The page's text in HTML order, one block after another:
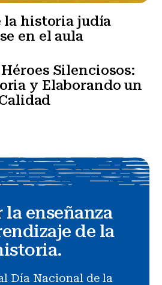
la historia judía
en el aula
Silenciosos:
y Elaborando un
la enseñanza
de la
Día Nacional de la